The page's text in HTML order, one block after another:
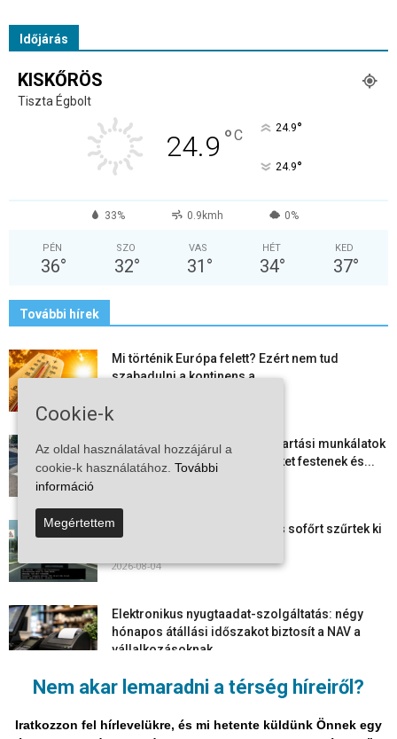
Nem akar lemaradni a térség híreiről?
Iratkozzon fel hírlevelükre, és mi hetente küldünk Önnek egy
Időjárás
KISKŐRÖS
Tiszta Égbolt
24.9 °C 24.9°
24.9°
33% 0.9kmh 0%
PÉN
36°
SZO
32°
VAS
31 °
HÉT
34°
KED
37°
További hírek
Mi történik Európa felett? Ezért nem tud
szabadulni a kontinens a...
Folyamatosak a nyári karbantartási munkálatok
Kiskőrösön – útburkolati jeleket festenek és...
Több száz gyorshajtót és ittas sofőrt szűrtek ki
2026-08-04
Elektronikus nyugtaadat-szolgáltatás: négy
hónapos átállási időszakot biztosít a NAV a
vállalkozásoknak
vannak a legfontosabb dátumok
Cookie-k
Az oldal használatával hozzájárul a
cookie-k használatához. További
információ
Megértettem